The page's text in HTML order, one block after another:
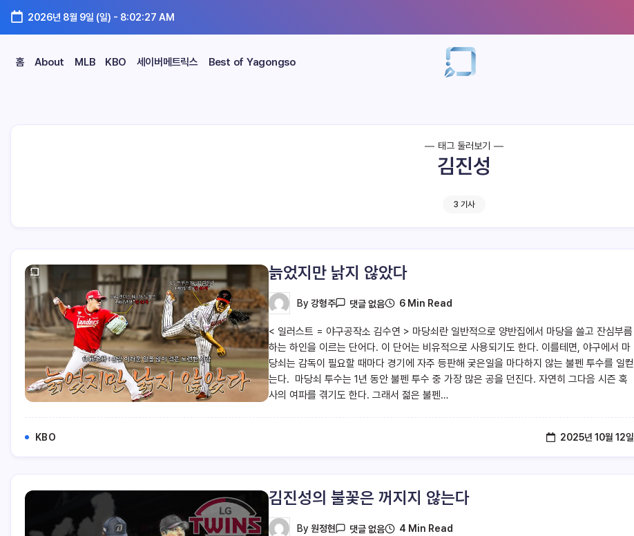
2026년 8월 9일 (일) - 8:02:28 AM
홈 About MLB KBO 세이버메트릭스 Best of Yagongso
태그 둘러보기
김진성
3 기사
늙었지만 낡지 않았다
By 강형주 댓글 없음 6 Min Read
< 일러스트 = 야구공작소 김수연 > 마당쇠란 일반적으로 양반집에서 마당을 쓸고 잔심부름
하는 하인을 이르는 단어다. 이 단어는 비유적으로 사용되기도 한다. 이를테면, 야구에서 마
당쇠는 감독이 필요할 때마다 경기에 자주 등판해 궂은일을 마다하지 않는 불펜 투수를 일컫
는다. 마당쇠 투수는 1년 동안 불펜 투수 중 가장 많은 공을 던진다. 자연히 그다음 시즌 혹
사의 여파를 겪기도 한다. 그래서 젊은 불펜…
KBO 2025년 10월 12일
김진성의 불꽃은 꺼지지 않는다
By 원정현 댓글 없음 4 Min Read